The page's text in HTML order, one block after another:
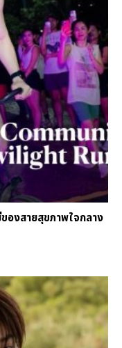
องสายสุขภาพใจกลาง